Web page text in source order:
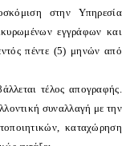
στην Υπηρεσία
εγγράφων και
πέντε (5) μηνών από
τέλος απογραφής.
συναλλαγή με την
καταχώρηση